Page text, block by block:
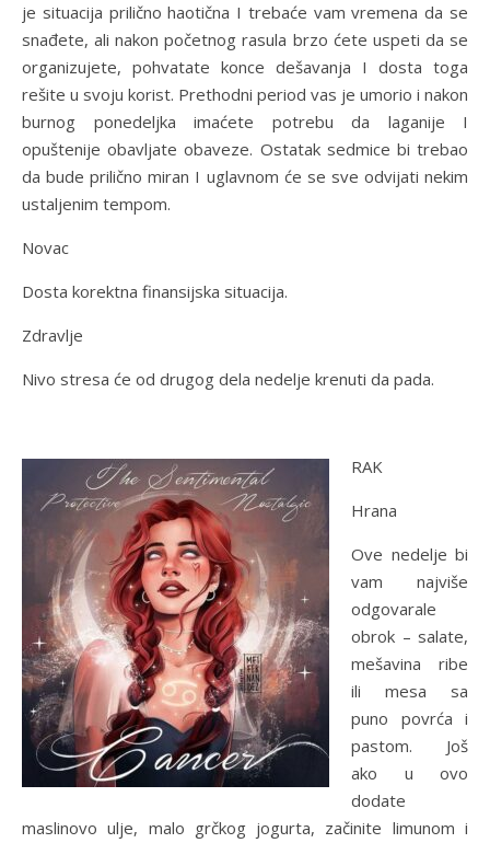
je situacija prilično haotična I trebaće vam vremena da se
snađete, ali nakon početnog rasula brzo ćete uspeti da se
organizujete, pohvatate konce dešavanja I dosta toga
rešite u svoju korist. Prethodni period vas je umorio i nakon
burnog ponedeljka imaćete potrebu da laganije I
opuštenije obavljate obaveze. Ostatak sedmice bi trebao
da bude prilično miran I uglavnom će se sve odvijati nekim
ustaljenim tempom.
Novac
Dosta korektna finansijska situacija.
Zdravlje
Nivo stresa će od drugog dela nedelje krenuti da pada.
RAK
Hrana
Ove nedelje bi
vam najviše
odgovarale
obrok – salate,
mešavina ribe
ili mesa sa
puno povrća i
pastom. Još
ako u ovo
dodate
maslinovo ulje, malo grčkog jogurta, začinite limunom i